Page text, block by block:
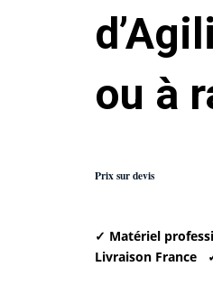
ou à
Prix sur devis
✓ Matériel
Livraison France